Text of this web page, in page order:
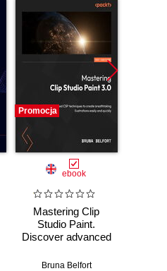
Promocja
ebook
Mastering Clip
Studio Paint.
Discover advanced
create breathtaking
Bruna Belfort